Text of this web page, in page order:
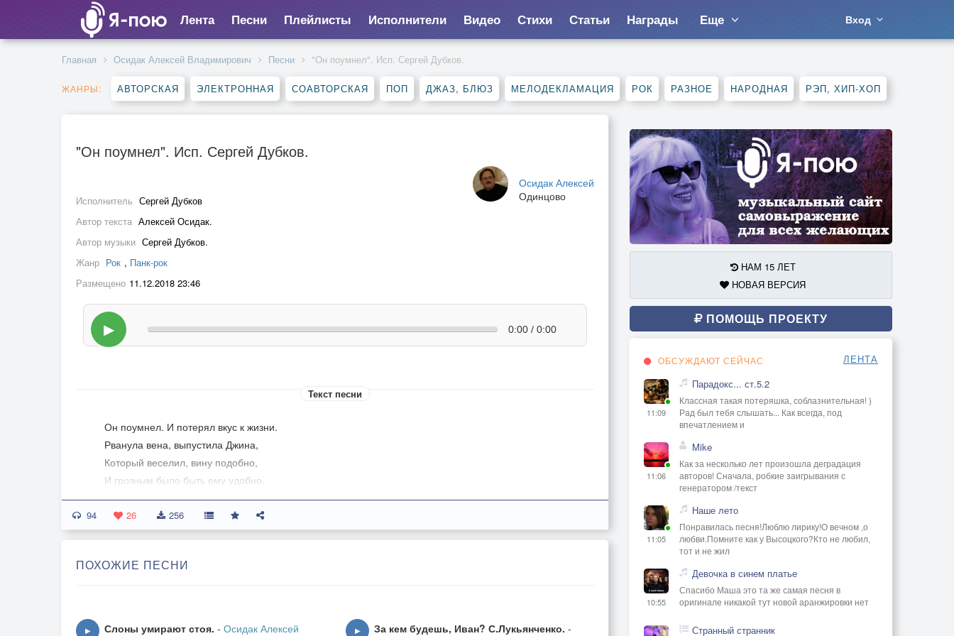
Лента Песни Плейлисты Исполнители Видео Стихи Статьи Награды Еще Вход
Главная Осидак Алексей Владимирович Песни "Он поумнел". Исп. Сергей Дубков.
ЖАНРЫ: АВТОРСКАЯ ЭЛЕКТРОННАЯ СОАВТОРСКАЯ ПОП ДЖАЗ, БЛЮЗ МЕЛОДЕКЛАМАЦИЯ РОК РАЗНОЕ НАРОДНАЯ РЭП, ХИП-ХОП
"Он поумнел". Исп. Сергей Дубков.
Осидак Алексей
Одинцово
Исполнитель Сергей Дубков
Автор текста Алексей Осидак.
Автор музыки Сергей Дубков.
Жанр Рок , Панк-рок
Размещено 11.12.2018 23:46
▶ 0:00 / 0:00
Текст песни
Он поумнел. И потерял вкус к жизни.
Рванула вена, выпустила Джина,
Который веселил, вину подобно,
И грозным было быть ему удобно.
Так отрезвел он вдруг и в одночасье.
Была ли эта трезвость его счастьем? -
А ведь считал его когда-то личным...
И голову ему оно кружило,
94 26 256
ПОХОЖИЕ ПЕСНИ
▶ Слоны умирают стоя. - Осидак Алексей ▶ За кем будешь, Иван? С.Лукьянченко. -
НАМ 15 ЛЕТ
НОВАЯ ВЕРСИЯ
ПОМОЩЬ ПРОЕКТУ
ОБСУЖДАЮТ СЕЙЧАС ЛЕНТА
11:09
Парадокс... ст.5.2
Классная такая потеряшка, соблазнительная! )
Рад был тебя слышать... Как всегда, под
впечатлением и
11:06
Mike
Как за несколько лет произошла деградация
авторов! Сначала, робкие заигрывания с
генератором /текст
11:05
Наше лето
Понравилась песня!Люблю лирику!О вечном ,о
любви.Помните как у Высоцкого?Кто не любил,
тот и не жил
10:55
Девочка в синем платье
Спасибо Маша это та же самая песня в
оригинале никакой тут новой аранжировки нет
Странный странник